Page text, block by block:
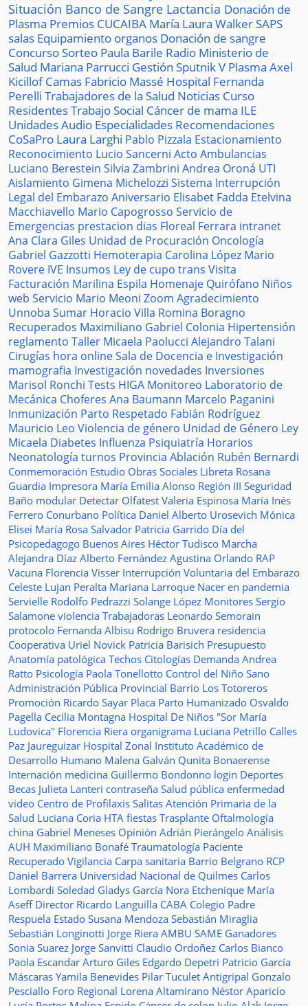
Situación Banco de Sangre Lactancia Donación de
Plasma Premios CUCAIBA María Laura WalkerSAPS
salas Equipamiento organos Donación de sangre
ConcursoSorteo Paula Barile Radio Ministerio de
Salud Mariana Parrucci Gestión Sputnik V Plasma Axel
KicillofCamas Fabricio Massé Hospital Fernanda
Perelli Trabajadores de la Salud Noticias Curso
ResidentesTrabajo Social Cáncer de mama ILE
UnidadesAudio Especialidades Recomendaciones
CoSaPro Laura Larghi Pablo Pizzala Estacionamiento
Reconocimiento Lucio Sancerni Acto Ambulancias
Luciano Berestein Silvia Zambrini Andrea Oroná UTI
Aislamiento Gimena Michelozzi Sistema Interrupción
Legal del Embarazo Aniversario Elisabet Fadda Etelvina
Macchiavello Mario Capogrosso Servicio de
Emergencias prestacion dias Floreal Ferrara intranet
Ana Clara Giles Unidad de Procuración Oncología
Gabriel Gazzotti Hemoterapia Carolina López Mario
Rovere IVE Insumos Ley de cupo trans Visita
Facturación Marilina Espila Homenaje Quirófano Niños
web Servicio Mario Meoni Zoom Agradecimiento
Unnoba Sumar Horacio Villa Romina Boragno
Recuperados Maximiliano Gabriel Colonia Hipertensión
reglamento Taller Micaela Paolucci Alejandro Talani
Cirugías hora onlineSala de Docencia e Investigación
mamografia Investigación novedades Inversiones
Marisol Ronchi Tests HIGA Monitoreo Laboratorio de
Mecánica Choferes Ana Baumann Marcelo Paganini
Inmunización Parto Respetado Fabián Rodríguez
Mauricio Leo Violencia de género Unidad de Género Ley
Micaela Diabetes Influenza Psiquiatría Horarios
Neonatología turnos Provincia Ablación Rubén Bernardi
Conmemoración Estudio Obras Sociales Libreta Rosana
Guardia Impresora María Emilia Alonso Región III Seguridad
Baño modular Detectar Olfatest Valeria Espinosa María Inés
Ferrero Conurbano Política Daniel Alberto Urosevich Mónica
Elisei María Rosa Salvador Patricia Garrido Día del
Psicopedagogo Buenos Aires Héctor Tudisco Marcha
Alejandra Díaz Alberto Fernández Agustina Orlando RAP
Vacuna Florencia Visser Interrupción Voluntaria del Embarazo
Celeste Lujan Peralta Mariana Larroque Nacer en pandemia
Servielle Rodolfo Pedrazzi Solange López Monitores Sergio
Salamone violencia Trabajadoras Leonardo Semorain
protocolo Fernanda Albisu Rodrigo Bruvera residencia
Cooperativa Uriel Novick Patricia Barisich Presupuesto
Anatomía patológica Techos Citologías Demanda Andrea
Ratto Psicología Paola Tonellotto Control del Niño Sano
Administración Pública Provincial Barrio Los Totoreros
Promoción Ricardo Sayar Placa Parto Humanizado Osvaldo
Pagella Cecilia Montagna Hospital De Niños "Sor María
Ludovica" Florencia Riera organigrama Luciana Petrillo Calles
Paz Jaureguizar Hospital Zonal Instituto Académico de
Desarrollo Humano Malena Galván Qunita Bonaerense
Internación medicina Guillermo Bondonno login Deportes
Becas Julieta Lanteri contraseña Salud pública enfermedad
video Centro de Profilaxis Salitas Atención Primaria de la
Salud Luciana Coria HTA fiestas Trasplante Oftalmología
china Gabriel Meneses Opinión Adrián Pierángelo Análisis
AUH Maximiliano Bonafé Traumatología Paciente
Recuperado Vigilancia Carpa sanitaria Barrio Belgrano RCP
Daniel Barrera Universidad Nacional de Quilmes Carlos
Lombardi Soledad Gladys García Nora Etchenique María
Aseff Director Ricardo Languilla CABA Colegio Padre
Respuela Estado Susana Mendoza Sebastián Miraglia
Sebastián Longinotti Jorge Riera AMBU SAME Ganadores
Sonia Suarez Jorge Sanvitti Claudio Ordoñez Carlos Bianco
Paola Escandar Arturo Giles Edgardo Depetri Patricio García
Máscaras Yamila Benevides Pilar Tuculet Antigripal Gonzalo
Pesciallo Foro Regional Lorena Altamirano Néstor Aparicio